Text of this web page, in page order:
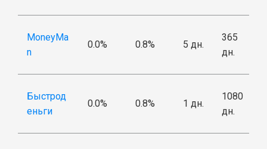
MoneyMa
n
0.0% 0.8% 5 дн.
365
дн.
Быстрод
еньги
0.0% 0.8% 1 дн.
1080
дн.